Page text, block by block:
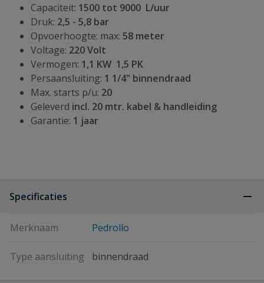
Capaciteit: 1500 tot 9000 L/uur
Druk: 2,5 - 5,8 bar
Opvoerhoogte: max: 58 meter
Voltage: 220 Volt
Vermogen: 1,1 KW 1,5 PK
Persaansluiting: 1 1/4" binnendraad
Max. starts p/u: 20
Geleverd incl. 20 mtr. kabel & handleiding
Garantie: 1 jaar
Specificaties
Merknaam Pedrollo
Type aansluiting binnendraad